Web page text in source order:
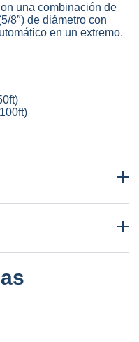
una combinación de
8″) de diámetro con
en un extremo.